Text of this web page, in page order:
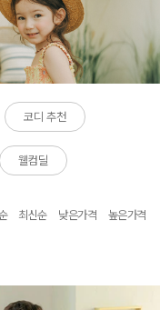
코디 추천
웰컴딜
최신순 낮은가격 높은가격